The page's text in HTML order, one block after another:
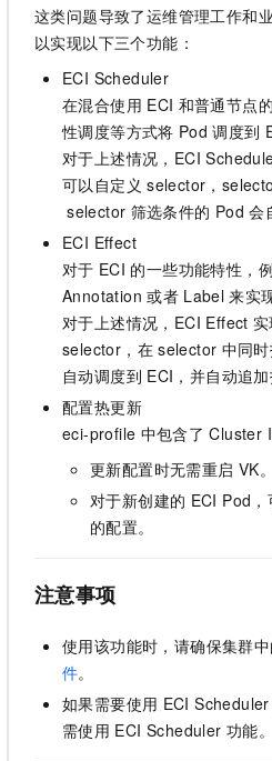
这类问题导致了运维管理工作和
以实现以下三个功能：
ECI Scheduler
在混合使用 ECI 和普通节点
性调度等方式将 Pod 调度到
对于上述情况，ECI
可以自定义 selector，
selector 筛选条件的 Pod 会
ECI Effect
对于 ECI 的一些功能特性，
Annotation 或者 Label 来实
对于上述情况，ECI Effect
selector，在 selector 中同
自动调度到 ECI，并自动追
配置热更新
eci-profile 中包含了 Cluster
更新配置时无需重启 VK。
对于新创建的 ECI Pod
的配置。
注意事项
使用该功能时，请确保集群
件。
如果需要使用 ECI Scheduler
需使用 ECI Scheduler 功能。
大模型服务
千问AI平台-Token Plan
个人版上线、团队版降价；千问3.8-Max首发发尝鲜
千问AI平台-模型体验
在线体验全尺寸、多种模态的模型效果
Happy 系列大模型
大模型解决方案
快速部署 Dify，高效搭建 AI 应用
10 分钟在聊天系统中增加一个 AI 助手
在企业官网、通讯软件中为客户提供 AI 客服
140+云产品 免费试用
产品新客免费试用，最长12个月
大模型ACA认证体验
助力企业全员 AI 认知与能力提升
AI空中课堂在线直播课堂（旗舰版）
生态解决方案
行业生态解决方案
开发者生态解决方案
AI 开发和 AI 应用解决方案